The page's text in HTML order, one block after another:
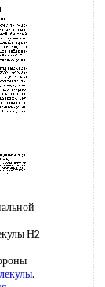
Н2
.